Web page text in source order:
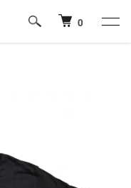
0